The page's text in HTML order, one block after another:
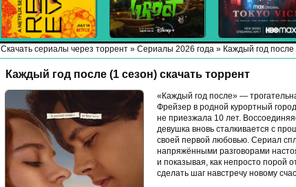
Скачать сериалы через торрент » Сериалы 2026 года » Каждый год после
Каждый год после (1 сезон) скачать торрент
«Каждый год после» —
Фрейзер в родной курортный
не приезжала 10 лет.
девушка вновь сталкивается с
своей первой любовью. Сериал
напряжёнными разговорами
и показывая, как непросто порой
сделать шаг навстречу новому